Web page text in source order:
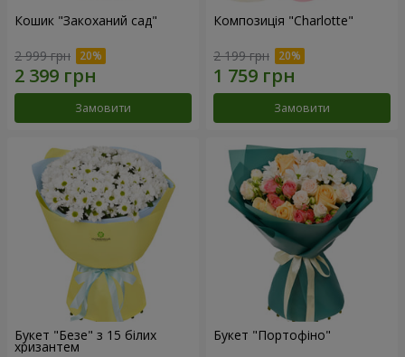
Кошик "Закоханий сад"
2 999 грн
Замовити
Композиція "Charlotte"
2 199 грн
Замовити
Букет "Безе" з 15 білих
хризантем
Букет "Портофіно"